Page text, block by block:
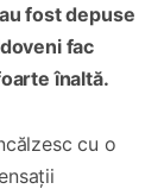
fost depuse
fac
înaltă.
cu o